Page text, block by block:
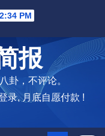
PM
报
卦，不评论。
录, 月底自愿付款 !